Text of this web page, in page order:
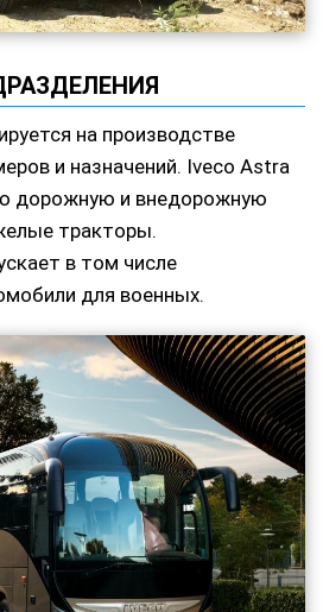
на производстве
и назначений. Iveco Astra
дорожную и внедорожную
тракторы.
в том числе
для военных.